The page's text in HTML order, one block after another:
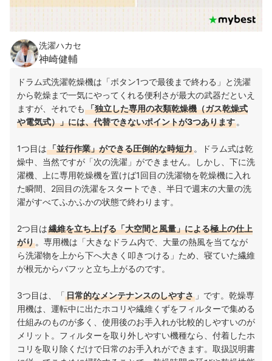
洗濯ハカセ
神崎健輔
ドラム式洗濯乾燥機は「ボタン1つで最後まで終わる」と洗濯
から乾燥まで一気にやってくれる便利さが最大の武器だといえ
ますが、それでも 「独立した専用の衣類乾燥機（ガス乾燥式
や電気式）」には、代替できないポイントが3つあります 。
1つ目は「並行作業」ができる圧倒的な時短力 。ドラム式は乾
燥中、当然ですが「次の洗濯」ができません。しかし、下に洗
濯機、上に専用乾燥機を置けば1回目の洗濯物を乾燥機に入れ
た瞬間、2回目の洗濯をスタートでき、半日で週末の大量の洗
濯がすべてふかふかの状態で終わります。
2つ目は繊維を立ち上げる「大空間と風量」による極上の仕上
がり 。専用機は「大きなドラム内で、大量の熱風を当てなが
ら洗濯物を上から下へ大きく叩きつける」ため、寝ていた繊維
が根元からバフッと立ち上がるのです。
3つ目は、「日常的なメンテナンスのしやすさ 」です。乾燥専
用機は、運転中に出たホコリや繊維くずをフィルターで集める
仕組みのものが多く、使用後のお手入れが比較的しやすいのが
メリット。フィルターを取り外しやすい機種なら、付着したホ
コリを取り除くだけで日常のお手入れができます。取扱説明書